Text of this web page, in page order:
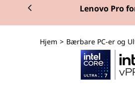
ae
Hjem > Bærbare PC-er og